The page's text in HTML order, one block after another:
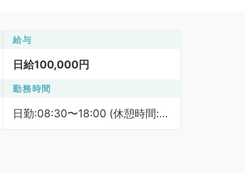
給与
日給100,000円
勤務時間
日勤:08:30〜18:00 (休憩時間: